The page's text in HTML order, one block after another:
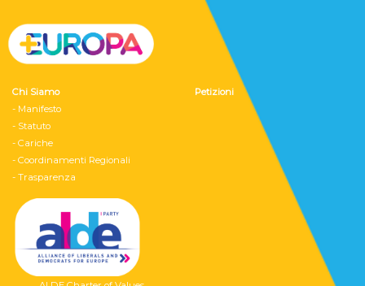
Chi Siamo
- Manifesto
- Statuto
- Cariche
- Coordinamenti Regionali
- Trasparenza
Petizioni